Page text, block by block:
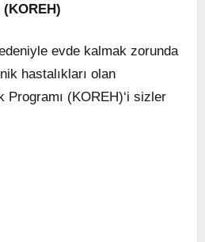
evde kalmak zorunda
hastalıkları olan
(KOREH)‘i sizler